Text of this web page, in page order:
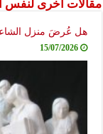
مقالات أخرى لنفس
هل عُرضَ منزل الشاعر
15/07/2026